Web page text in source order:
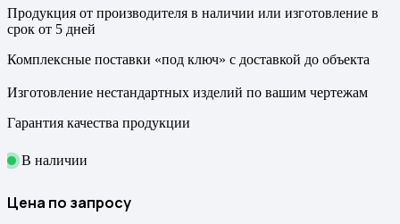
Продукция от производителя в наличии или изготовление в
срок от 5 дней
Комплексные поставки «под ключ» с доставкой до объекта
Изготовление нестандартных изделий по вашим чертежам
Гарантия качества продукции
В наличии
Цена по запросу